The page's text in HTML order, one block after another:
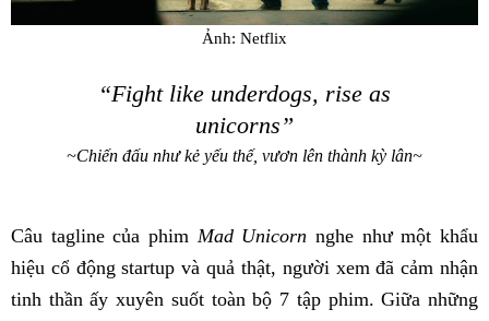
Ảnh: Netflix
“Fight like underdogs, rise as
unicorns”
~Chiến đấu như kẻ yếu thế, vươn lên thành kỳ lân~
Câu tagline của phim Mad Unicorn nghe như một khẩu
hiệu cổ động startup và quả thật, người xem đã cảm nhận
tinh thần ấy xuyên suốt toàn bộ 7 tập phim. Giữa những